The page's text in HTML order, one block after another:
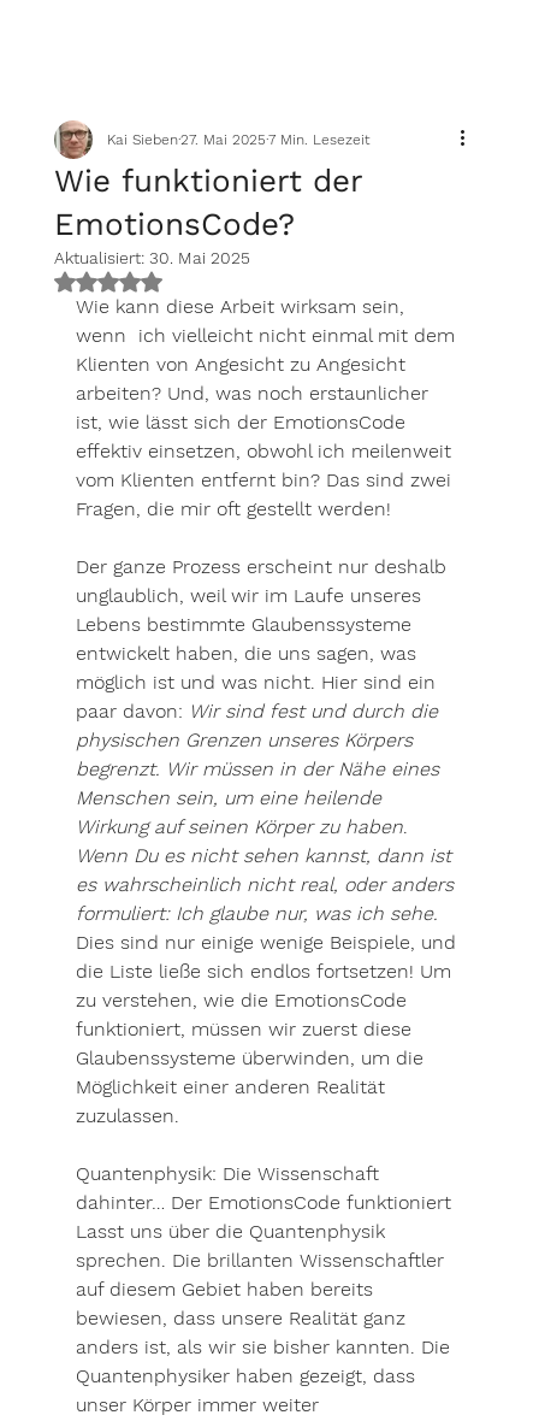
Wie funktioniert der
EmotionsCode?
Kai Sieben27. Mai 20257 Min. Lesezeit
Aktualisiert: 30. Mai 2025
Mit NaN von 5 Sternen bewertet.
Wie kann diese Arbeit wirksam sein,
wenn  ich vielleicht nicht einmal mit dem
Klienten von Angesicht zu Angesicht
arbeiten? Und, was noch erstaunlicher
ist, wie lässt sich der EmotionsCode
effektiv einsetzen, obwohl ich meilenweit
vom Klienten entfernt bin? Das sind zwei
Fragen, die mir oft gestellt werden!
Der ganze Prozess erscheint nur deshalb
unglaublich, weil wir im Laufe unseres
Lebens bestimmte Glaubenssysteme
entwickelt haben, die uns sagen, was
möglich ist und was nicht. Hier sind ein
paar davon: Wir sind fest und durch die
physischen Grenzen unseres Körpers
begrenzt. Wir müssen in der Nähe eines
Menschen sein, um eine heilende
Wirkung auf seinen Körper zu haben.
Wenn Du es nicht sehen kannst, dann ist
es wahrscheinlich nicht real, oder anders
formuliert: Ich glaube nur, was ich sehe.
Dies sind nur einige wenige Beispiele, und
die Liste ließe sich endlos fortsetzen! Um
zu verstehen, wie die EmotionsCode
funktioniert, müssen wir zuerst diese
Glaubenssysteme überwinden, um die
Möglichkeit einer anderen Realität
zuzulassen.
Quantenphysik: Die Wissenschaft
dahinter… Der EmotionsCode funktioniert
Lasst uns über die Quantenphysik
sprechen. Die brillanten Wissenschaftler
auf diesem Gebiet haben bereits
bewiesen, dass unsere Realität ganz
anders ist, als wir sie bisher kannten. Die
Quantenphysiker haben gezeigt, dass
unser Körper immer weiter